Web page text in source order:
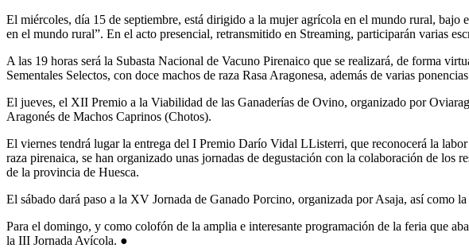
El miércoles, día 15 de septiembre, está dirigido a la mujer agrícola en el mundo rural,
en el mundo rural”. En el acto presencial, retransmitido en Streaming, participarán varias
A las 19 horas será la Subasta Nacional de Vacuno Pirenaico que se realizará, de forma
Sementales Selectos, con doce machos de raza Rasa Aragonesa, además de varias
El jueves, el XII Premio a la Viabilidad de las Ganaderías de Ovino, organizado por
Aragonés de Machos Caprinos (Chotos).
El viernes tendrá lugar la entrega del I Premio Darío Vidal LListerri, que reconocerá la
raza pirenaica, se han organizado unas jornadas de degustación con la colaboración de los
de la provincia de Huesca.
El sábado dará paso a la XV Jornada de Ganado Porcino, organizada por Asaja, así
Para el domingo, y como colofón de la amplia e interesante programación de la feria que
la III Jornada Avícola. ●